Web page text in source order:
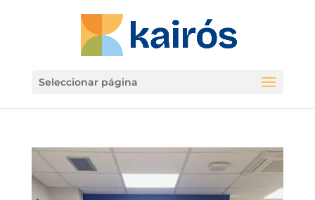
Seleccionar página